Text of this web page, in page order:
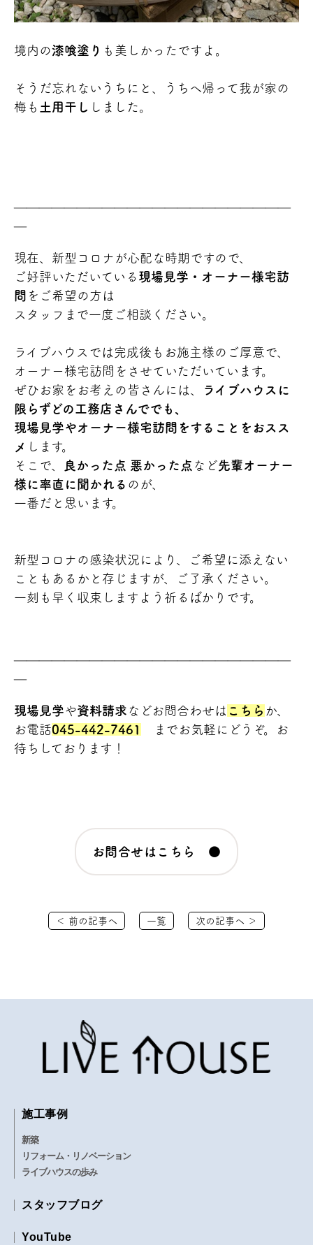
境内の漆喰塗り も美しかったですよ。
そうだ忘れないうちにと、うちへ帰って我が家の
梅も 土用干し しました。
現在、新型コロナが心配な時期ですので、
ご好評いただいている 現場見学・オーナー様宅訪
問 をご希望の方は
スタッフまで一度ご相談ください。
ライブハウスでは完成後もお施主様のご厚意で、
オーナー様宅訪問をさせていただいています。
ぜひお家をお考えの皆さんには、
ライブハウスに
限らずどの工務店さんででも、
現場見学やオーナー様宅訪問をすることをおスス
メ します。
そこで、
良かった点 悪かった点 など先輩オーナー
様に率直に聞かれる のが、
一番だと思います。
新型コロナの感染状況により、ご希望に添えない
こともあるかと存じますが、ご了承ください。
一刻も早く収束しますよう祈るばかりです。
現場見学や資料請求 などお問合わせは こちら か、
お電話045-442-7461
までお気軽にどうぞ。お
待ちしております！
お問合せはこちら ●
＜ 前の記事へ 一覧 次の記事へ ＞
施工事例
新築
リフォーム・リノベーション
ライブハウスの歩み
スタッフブログ
YouTube